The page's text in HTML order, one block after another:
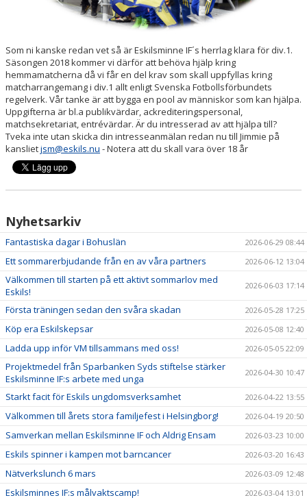
Som ni kanske redan vet så är Eskilsminne IF´s herrlag klara för div.1.
Säsongen 2018 kommer vi därför att behöva hjälp kring
hemmamatcherna då vi får en del krav som skall uppfyllas kring
matcharrangemang i div.1 allt enligt Svenska Fotbollsförbundets
regelverk. Vår tanke är att bygga en pool av människor som kan hjälpa.
Uppgifterna är bl.a publikvärdar, ackrediteringspersonal,
matchsekretariat, entrévärdar. Är du intresserad av att hjälpa till?
Tveka inte utan skicka din intresseanmälan redan nu till Jimmie på
kanslietjsm@eskils.nu - Notera att du skall vara över 18 år
Nyhetsarkiv
Fantastiska dagar i Bohuslän 2026-06-29 08:44
Ett sommarerbjudande från en av våra partners 2026-06-12 13:04
Välkommen till starten på ett aktivt sommarlov med
Eskils!
2026-06-03 17:14
Första träningen sedan den svåra skadan 2026-05-28 17:25
Köp era Eskilskepsar 2026-05-08 12:40
Ladda upp inför VM tillsammans med oss! 2026-05-05 22:09
Projektmedel från Sparbanken Syds stiftelse stärker
Eskilsminne IF:s arbete med unga
2026-04-30 10:47
Starkt facit för Eskils ungdomsverksamhet 2026-04-22 13:55
Välkommen till årets stora familjefest i Helsingborg! 2026-04-19 20:50
Samverkan mellan Eskilsminne IF och Aldrig Ensam 2026-03-23 10:00
Eskils spinner i kampen mot barncancer 2026-03-20 16:43
Nätverkslunch 6 mars 2026-03-09 12:48
Eskilsminnes IF:s målvaktscamp! 2026-03-04 13:01